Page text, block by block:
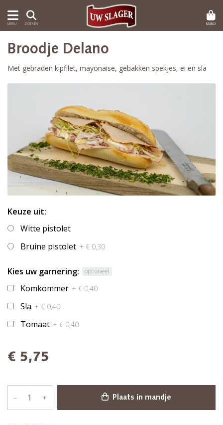
MENU ZOEKEN MAND
Broodje Delano
Met gebraden kipfilet, mayonaise, gebakken spekjes, ei en sla
Keuze uit:
Witte pistolet
Bruine pistolet + € 0,30
Kies uw garnering: optioneel
Komkommer + € 0,40
Sla + € 0,40
Tomaat + € 0,40
€ 5,75
– + Plaats in mandje